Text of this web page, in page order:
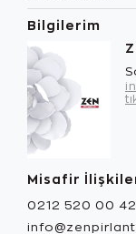
Bilgilerim
Misafir
0212 520 00 42